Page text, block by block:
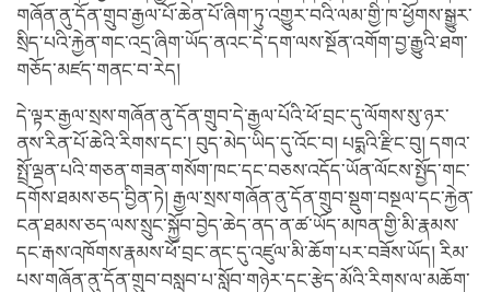
གཞོན་ནུ་དོན་གྲུབ་རྒྱལ་པོ་ཆེན་པོ་ཞིག་ཏུ་འགྱུར་བའི་ལམ་གྱི་ཁ་ཕྱོགས་སྒྱུར་
སྲིད་པའི་རྐྱེན་གང་འདྲ་ཞིག་ཡོད་ནའང་དེ་དག་ལས་སྔོན་འགོག་བྱ་རྒྱུའི་ཐག་
གཅོད་མཛད་གནང་བ་རེད།
དེ་ལྟར་རྒྱལ་སྲས་གཞོན་ནུ་དོན་གྲུབ་དེ་རྒྱལ་པོའི་ཕོ་བྲང་དུ་ལོགས་སུ་ཉར་
ནས་རིན་པོ་ཆེའི་རིགས་དང་། བུད་མེད་ཡིད་དུ་འོང་བ། པདྨའི་རྫིང་བུ། དགའ་
སྤྲོ་ལྡན་པའི་གཅན་གཟན་གསོག་ཁང་དང་བཅས་འདོད་ཡོན་ལོངས་སྤྱོད་གང་
དགོས་ཐམས་ཅད་བྱིན་ཏེ། རྒྱལ་སྲས་གཞོན་ནུ་དོན་གྲུབ་སྡུག་བསྔལ་དང་རྐྱེན་
ངན་ཐམས་ཅད་ལས་སྲུང་སྐྱོབ་བྱེད་ཆེད་ནད་ན་ཚ་ཡོད་མཁན་གྱི་མི་རྣམས་
དང་རྒས་འཁོགས་རྣམས་ཕོ་བྲང་ནང་དུ་འཛུལ་མི་ཆོག་པར་བཟོས་ཡོད། རིམ་
པས་གཞོན་ནུ་དོན་གྲུབ་བསླབ་པ་སློབ་གཉེར་དང་རྩེད་མོའི་རིགས་ལ་མཆོག་